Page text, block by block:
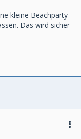
kleine Beachparty
Das wird sicher